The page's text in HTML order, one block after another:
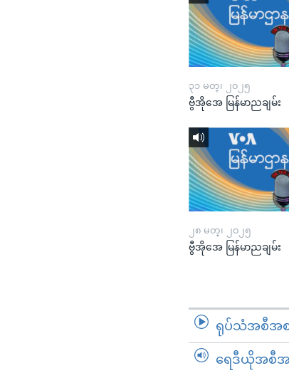
၃၁ မတ္၊ ၂၀၂၅
ဗွီအိုအေ မြန်မာညချမ်း
၂၈ မတ္၊ ၂၀၂၅
ဗွီအိုအေ မြန်မာညချမ်း
ရုပ်သံအစီအစ
ရေဒီယိုအစီအစ